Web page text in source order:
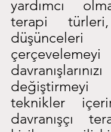
yardımcı
terapi
davranışlarınızı
teknikler
davranışçı